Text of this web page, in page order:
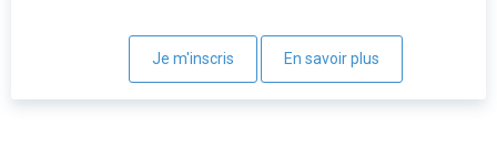
Je m'inscris En savoir plus